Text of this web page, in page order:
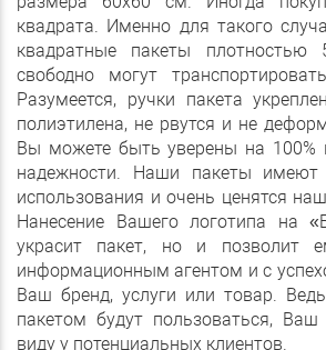
квадрата. Именно для такого
квадратные пакеты
свободно могут
Разумеется, ручки пакета
полиэтилена, не рвутся и не
Вы можете быть уверены на 100%
надежности. Наши пакеты имеют
использования и очень ценятся
Нанесение Вашего логотипа на
украсит пакет, но и позволит
информационным агентом и с
Ваш бренд, услуги или товар.
пакетом будут пользоваться, Ваш
виду у потенциальных клиентов.